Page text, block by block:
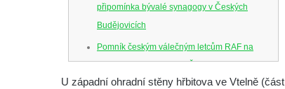
připomínka bývalé synagogy v Českých
Budějovicích
Pomník českým válečným letcům RAF na
Senovážném náměstí v Českých
Budějovicích
U západní ohradní stěny hřbitova ve Vtelně